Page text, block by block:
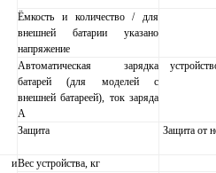
Ёмкость и количество / для
внешней батарии указано
напряжение
Автоматическая зарядка
батарей (для моделей с
внешней батареей), ток заряда
А
Защита
Защита от
иВес устройства, кг